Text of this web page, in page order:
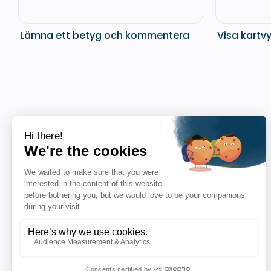
Lämna ett betyg och kommentera Visa kartvy